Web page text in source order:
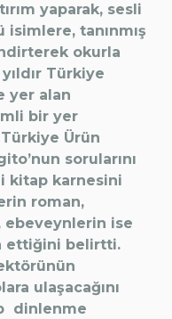
yaparak, sesli
isimlere, tanınmış
okurla
Türkiye
yer alan
bir yer
Ürün
sorularını
kitap karnesini
roman,
ise
ettiğini belirtti.
ulaşacağını
dinlenme